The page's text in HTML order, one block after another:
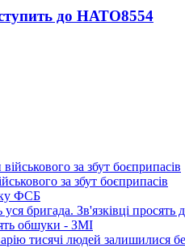
до НАТО8554
за збут боєприпасів
ФСБ
бригада. Зв'язківці просять
обшуки - ЗМІ
тисячі людей залишилися